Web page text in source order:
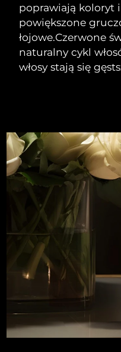
poprawiają koloryt
powiększone
łojowe.Czerwone
naturalny cykl
włosy stają się